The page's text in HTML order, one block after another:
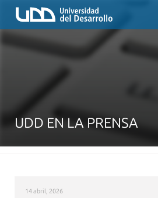
UDD EN LA PRENSA
14 abril, 2026